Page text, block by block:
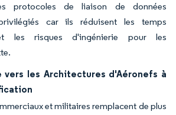
protocoles de liaison de données
car ils réduisent les temps
les risques d'ingénierie pour les
vers les Architectures d'Aéronefs à
et militaires remplacent de plus